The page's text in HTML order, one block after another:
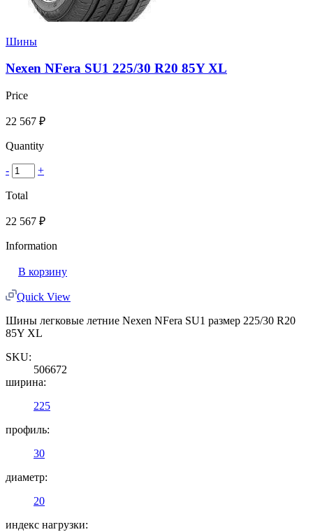
Шины
Nexen NFera SU1 225/30 R20 85Y XL
Price
22 567 ₽
Quantity
- +
Total
22 567 ₽
Information
В корзину
Quick View
Шины легковые летние Nexen NFera SU1 размер 225/30 R20
85Y XL
SKU:
506672
ширина:
225
профиль:
30
диаметр:
20
индекс нагрузки: